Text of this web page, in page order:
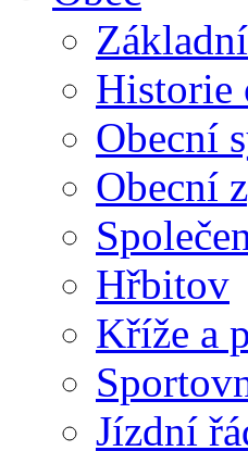
Historie
Obecní
Obecní
Hřbitov
Kříže a
Jízdní